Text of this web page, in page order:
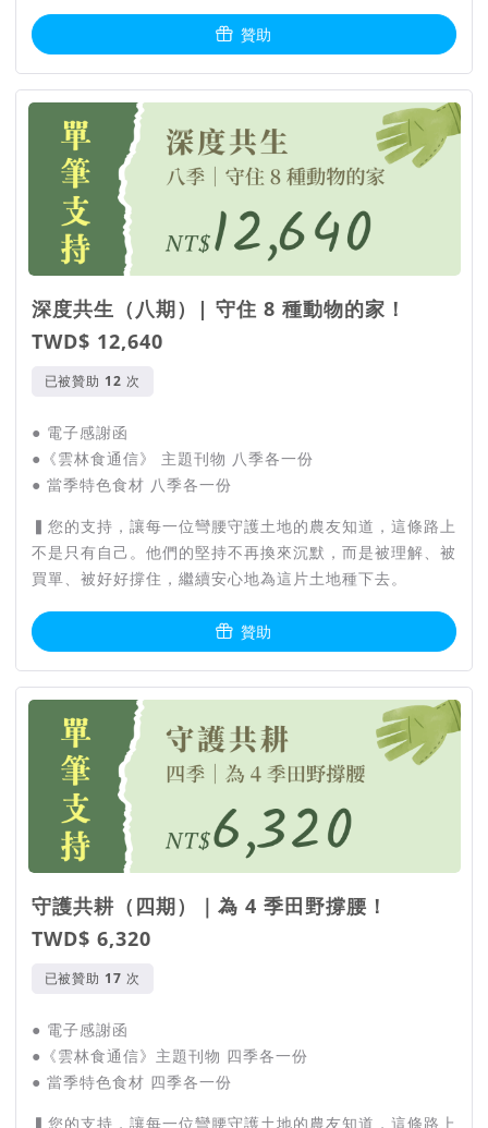
贊助
深度共生（八期）| 守住 8 種動物的家！
TWD$ 12,640
已被贊助 次
● 電子感謝函
●《雲林食通信》 主題刊物 八季各一份
● 當季特色食材 八季各一份
▍您的支持，讓每一位彎腰守護土地的農友知道，這條路上
不是只有自己。他們的堅持不再換來沉默，而是被理解、被
買單、被好好撐住，繼續安心地為這片土地種下去。
贊助
守護共耕（四期）｜為 4 季田野撐腰！
TWD$ 6,320
已被贊助 次
● 電子感謝函
●《雲林食通信》主題刊物 四季各一份
● 當季特色食材 四季各一份
▍您的支持，讓每一位彎腰守護土地的農友知道，這條路上